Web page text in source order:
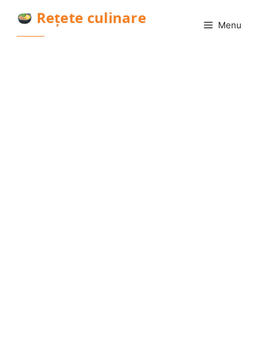
conținut
Rețete culinare Menu